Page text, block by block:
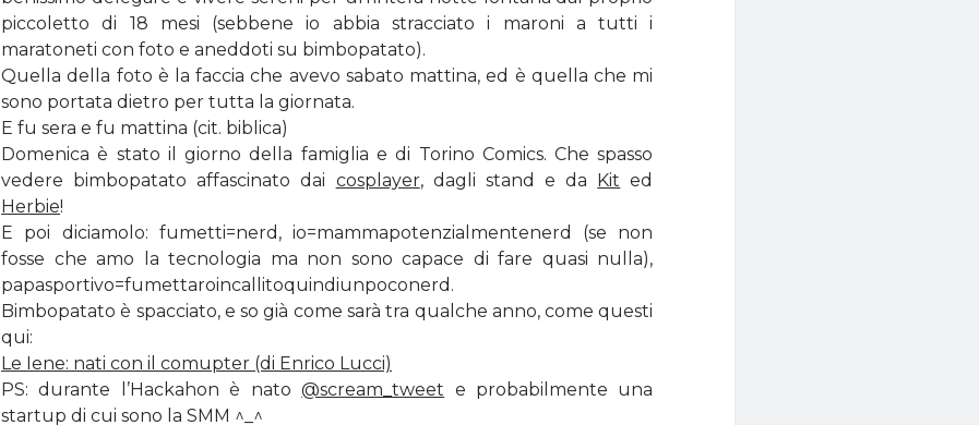
piccoletto di 18 mesi (sebbene io abbia stracciato i maroni a tutti i
maratoneti con foto e aneddoti su bimbopatato).
Quella della foto è la faccia che avevo sabato mattina, ed è quella che mi
sono portata dietro per tutta la giornata.
E fu sera e fu mattina (cit. biblica)
Domenica è stato il giorno della famiglia e di Torino Comics. Che spasso
vedere bimbopatato affascinato dai cosplayer, dagli stand e da Kit ed
Herbie!
E poi diciamolo: fumetti=nerd, io=mammapotenzialmentenerd (se non
fosse che amo la tecnologia ma non sono capace di fare quasi nulla),
papasportivo=fumettaroincallitoquindiunpoconerd.
Bimbopatato è spacciato, e so già come sarà tra qualche anno, come questi
qui:
Le Iene: nati con il comupter (di Enrico Lucci)
PS: durante l’Hackahon è nato@scream_tweet e probabilmente una
startup di cui sono la SMM ^_^